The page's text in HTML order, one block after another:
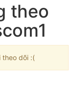
theo
theo dõi :(